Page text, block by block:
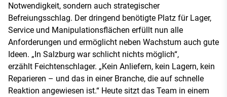
Notwendigkeit, sondern auch strategischer
Befreiungsschlag. Der dringend benötigte Platz für Lager,
Service und Manipulationsflächen erfüllt nun alle
Anforderungen und ermöglicht neben Wachstum auch gute
Ideen. „In Salzburg war schlicht nichts möglich“,
erzählt Feichtenschlager. „Kein Anliefern, kein Lagern, kein
Reparieren – und das in einer Branche, die auf schnelle
Reaktion angewiesen ist.“ Heute sitzt das Team in einem